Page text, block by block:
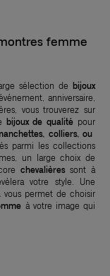
femme
sélection debijoux
anniversaire,
vous trouverez sur
bijoux de qualité pour
colliers, ou
parmi les collections
un large choix de
chevalièressont à
votre style. Une
vous permet de choisir
à votre image qui